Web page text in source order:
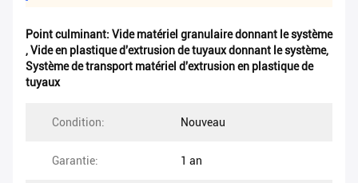
Point culminant: Vide matériel granulaire donnant le système
,Vide en plastique d'extrusion de tuyaux donnant le système,
Système de transport matériel d'extrusion en plastique de
tuyaux
Condition: Nouveau
Garantie: 1 an